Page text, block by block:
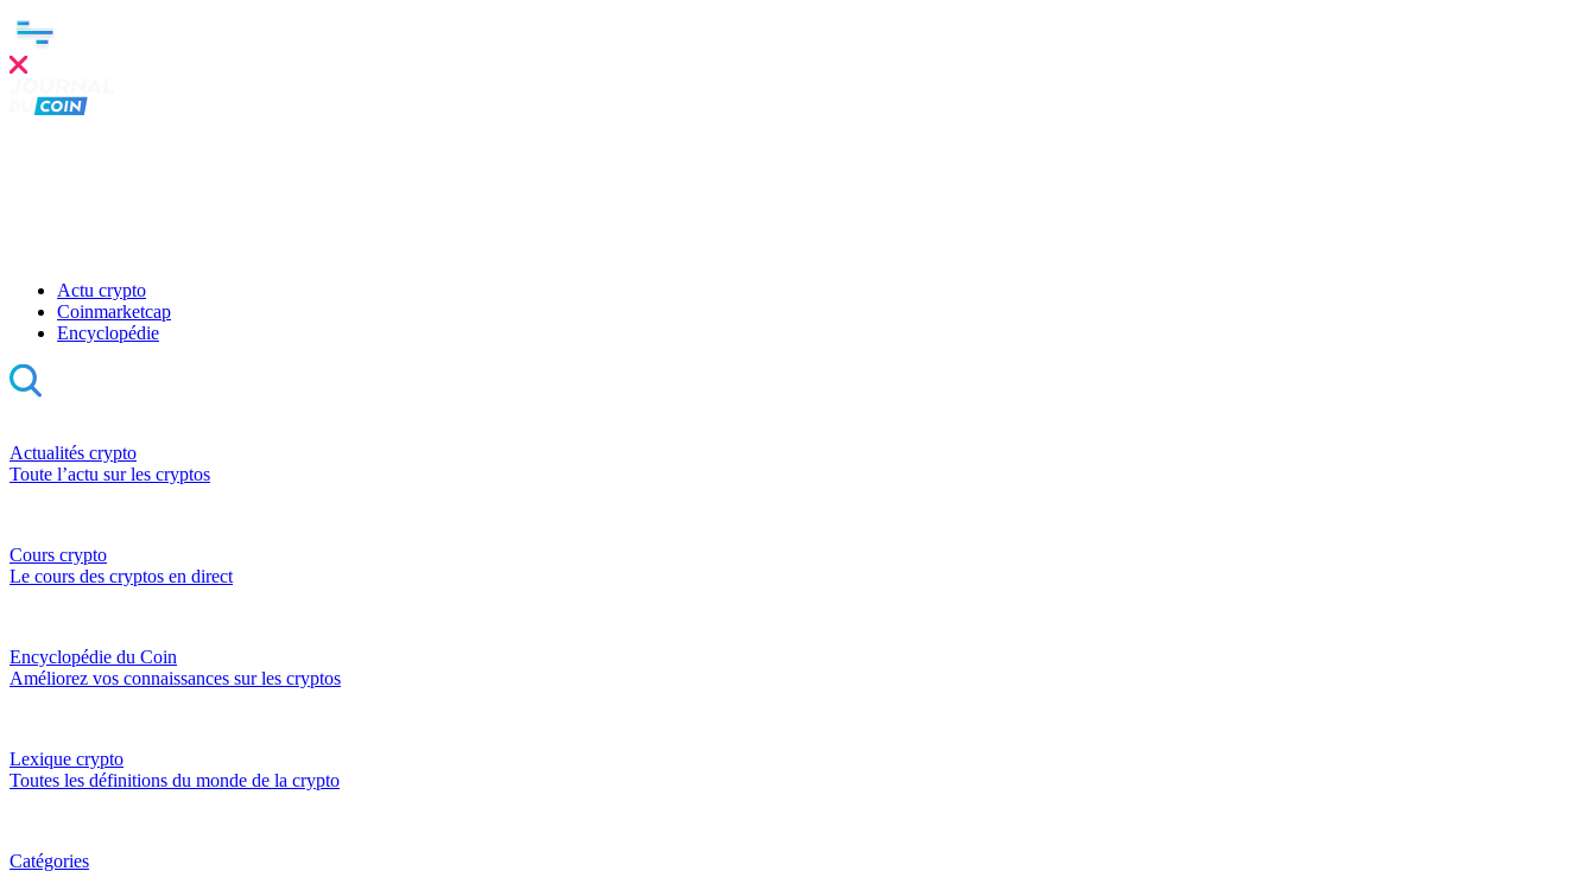
Actu crypto
Coinmarketcap
Encyclopédie
Actualités crypto
Toute l’actu sur les cryptos
Cours crypto
Le cours des cryptos en direct
Encyclopédie du Coin
Améliorez vos connaissances sur les cryptos
Lexique crypto
Toutes les définitions du monde de la crypto
Catégories